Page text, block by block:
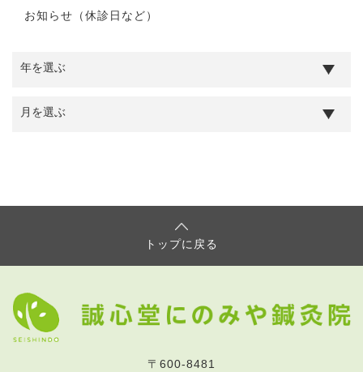
お知らせ（休診日など）
トップに戻る
〒600-8481